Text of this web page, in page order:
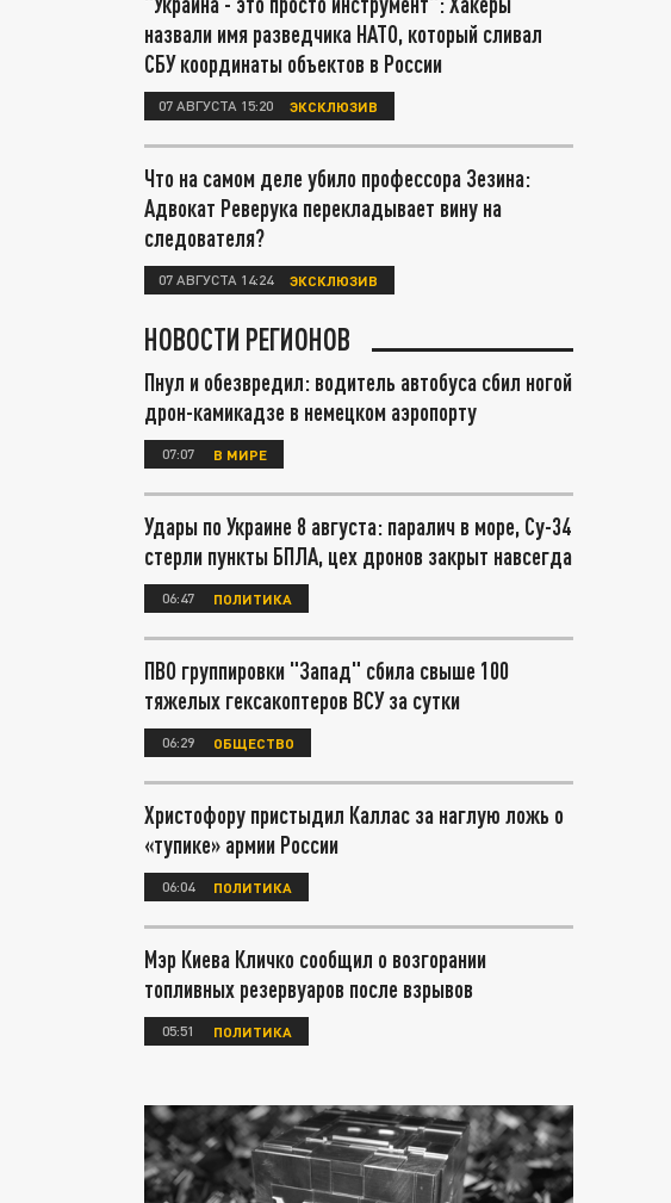
назвали имя разведчика НАТО, который сливал
СБУ координаты объектов в России
07 АВГУСТА 15:20 ЭКСКЛЮЗИВ
Что на самом деле убило профессора Зезина:
Адвокат Реверука перекладывает вину на
следователя?
07 АВГУСТА 14:24 ЭКСКЛЮЗИВ
НОВОСТИ РЕГИОНОВ
Пнул и обезвредил: водитель автобуса сбил ногой
дрон-камикадзе в немецком аэропорту
07:07 В МИРЕ
Удары по Украине 8 августа: паралич в море, Су-34
стерли пункты БПЛА, цех дронов закрыт навсегда
06:47 ПОЛИТИКА
ПВО группировки "Запад" сбила свыше 100
тяжелых гексакоптеров ВСУ за сутки
06:29 ОБЩЕСТВО
Христофору пристыдил Каллас за наглую ложь о
«тупике» армии России
06:04 ПОЛИТИКА
Мэр Киева Кличко сообщил о возгорании
топливных резервуаров после взрывов
05:51 ПОЛИТИКА